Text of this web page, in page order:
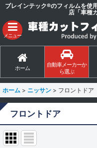
ブレインテック®のフィルムを使
店「車種
メニュー
ホーム
自動車メーカーか
ら選ぶ
ホーム > ニッサン > フロントドア
フロントドア